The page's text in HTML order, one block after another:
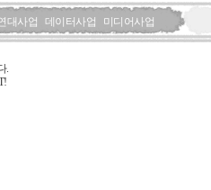
대사업 데이터사업 미디어사업
.